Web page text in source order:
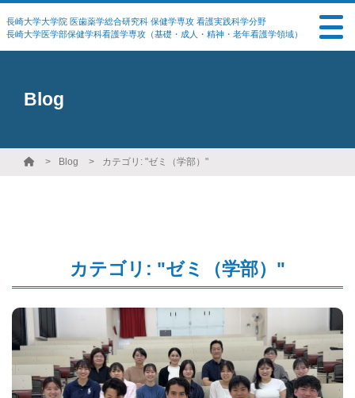
長崎大学大学院 医歯薬学総合研究科 保健学専攻 看護実践科学分野
長崎大学医学部保健学科看護学専攻（基礎・成人・精神・老年看護学領域）
Blog
Blog カテゴリ: "ゼミ（学部）"
カテゴリ: "ゼミ（学部）"